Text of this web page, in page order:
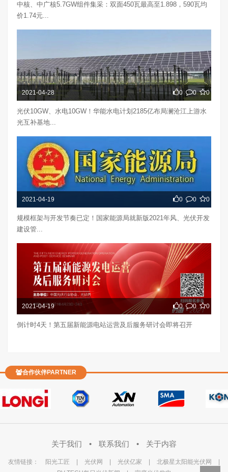
中核、中广核5.7GW组件集采：双面450瓦最高至1.898，590瓦均
价1.74元...
2021-04-28 0 0 0
光伏10GW、水电10GW！华能水电计划2185亿布局澜沧江上游水
光互补基地...
2021-04-19 0 0 0
规模框架与开发节奏已定！国家能源局就新版2021年风、光伏开发
建设管...
2021-04-19 0 0 0
倒计时4天！第五届新能源电站运营及后服务研讨会即将召开
合作伙伴PARTNER
关于我们 • 联系我们 • 关于内容
友情链接： 阳光工匠 光伏网 光伏亿家 北极星太阳能光伏网